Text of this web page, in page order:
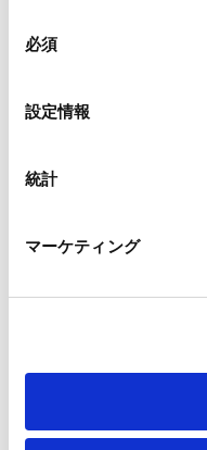
ことがあります。
Google Analytics利用規
Marketo
LinkedIn プライバシー
HubSpot プライバシー
必須
設定情報
統計
マーケティング
ニュースレター
【経済安全保障・
回防止制度の創設
【経済安全保障・
【経済安全保障
（デミニミス）ル